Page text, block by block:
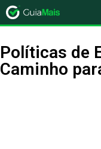
Políticas de
Caminho